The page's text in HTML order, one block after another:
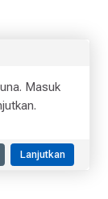
Masuk
Lanjutkan